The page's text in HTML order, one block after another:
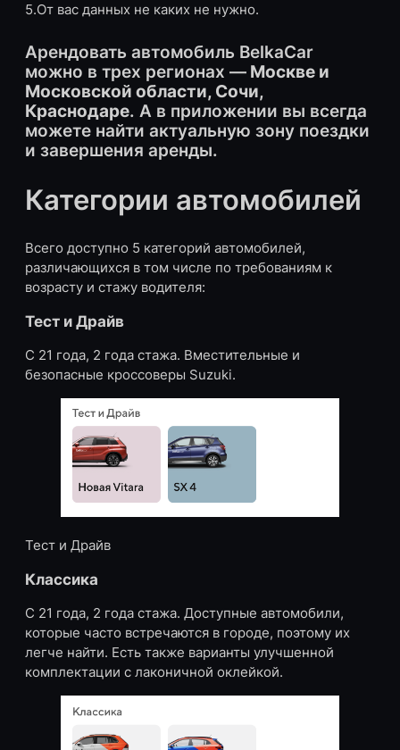
5.От вас данных не каких не нужно.
Арендовать автомобиль BelkaCar
можно в трех регионах — Москве и
Московской области, Сочи,
Краснодаре. А в приложении вы всегда
можете найти актуальную зону поездки
и завершения аренды.
Категории автомобилей
Всего доступно 5 категорий автомобилей,
различающихся в том числе по требованиям к
возрасту и стажу водителя:
Тест и Драйв
С 21 года, 2 года стажа. Вместительные и
безопасные кроссоверы Suzuki.
Тест и Драйв
Классика
С 21 года, 2 года стажа. Доступные автомобили,
которые часто встречаются в городе, поэтому их
легче найти. Есть также варианты улучшенной
комплектации с лаконичной оклейкой.